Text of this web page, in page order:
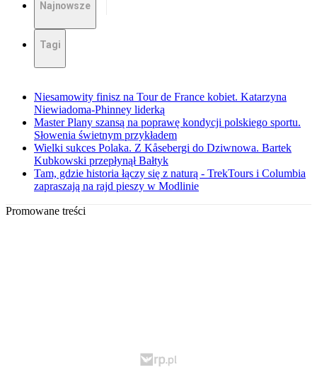
Najnowsze
Tagi
Niesamowity finisz na Tour de France kobiet. Katarzyna
Niewiadoma-Phinney liderką
Master Plany szansą na poprawę kondycji polskiego sportu.
Słowenia świetnym przykładem
Wielki sukces Polaka. Z Kåsebergi do Dziwnowa. Bartek
Kubkowski przepłynął Bałtyk
Tam, gdzie historia łączy się z naturą - TrekTours i Columbia
zapraszają na rajd pieszy w Modlinie
Promowane treści